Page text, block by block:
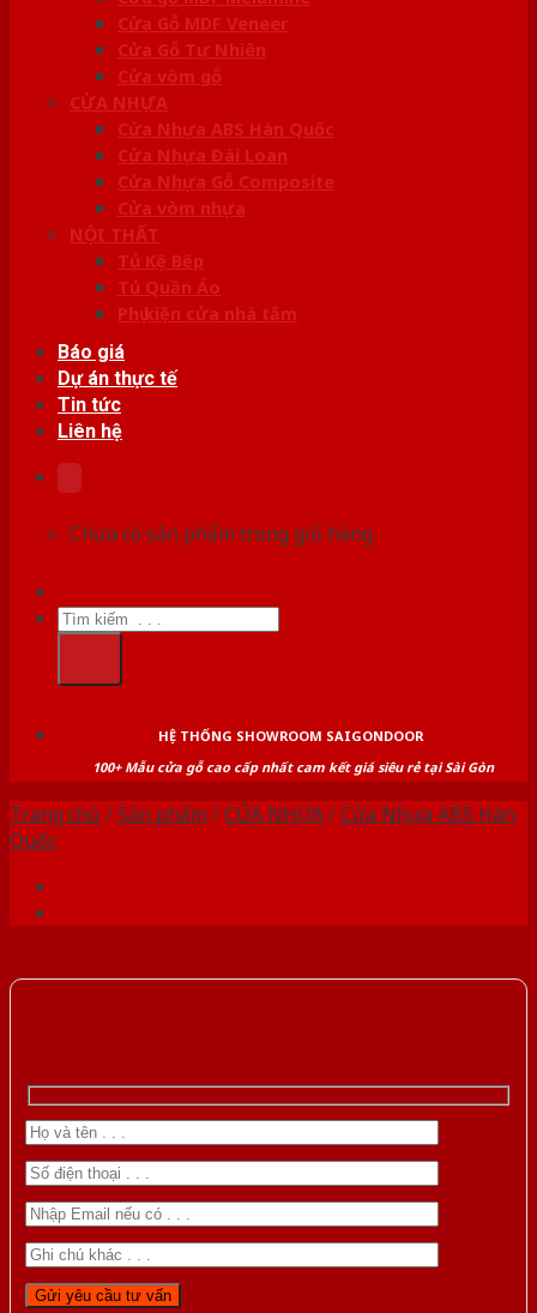
Cửa Gỗ MDF Veneer
Cửa Gỗ Tự Nhiên
Cửa vòm gỗ
CỬA NHỰA
Cửa Nhựa ABS Hàn Quốc
Cửa Nhựa Đài Loan
Cửa Nhựa Gỗ Composite
Cửa vòm nhựa
NỘI THẤT
Tủ Kệ Bếp
Tủ Quần Áo
Phụ kiện cửa nhà tắm
Báo giá
Dự án thực tế
Tin tức
Liên hệ
Chưa có sản phẩm trong giỏ hàng.
Tìm
kiếm:
HỆ THỐNG SHOWROOM SAIGONDOOR
100+ Mẫu cửa gỗ cao cấp nhất cam kết giá siêu rẻ tại Sài Gòn
Trang chủ /Sản phẩm /CỬA NHỰA/Cửa Nhựa ABS Hàn
Quốc